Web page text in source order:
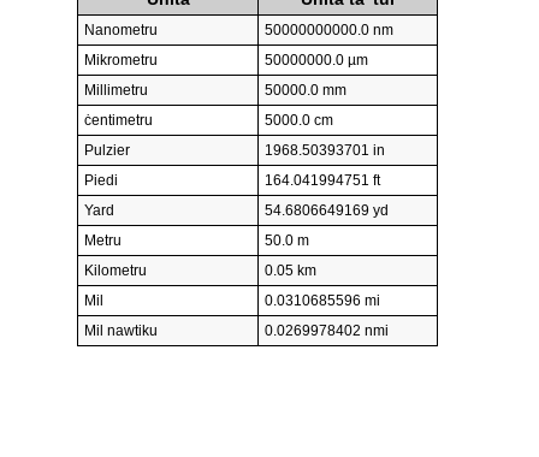
Nanometru
50000000000.0 nm
Mikrometru
50000000.0 µm
Millimetru
50000.0 mm
ċentimetru
5000.0 cm
Pulzier
1968.50393701 in
Piedi
164.041994751 ft
Yard
54.6806649169 yd
Metru
50.0 m
Kilometru
0.05 km
Mil
0.0310685596 mi
Mil nawtiku
0.0269978402 nmi